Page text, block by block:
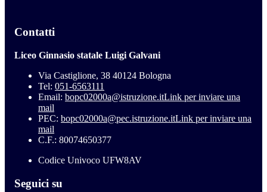
Contatti
Liceo Ginnasio statale Luigi Galvani
Via Castiglione, 38 40124 Bologna
Tel: 051-6563111
Email: bopc02000a@istruzione.itLink per inviare una
mail
PEC: bopc02000a@pec.istruzione.itLink per inviare una
mail
C.F.: 80074650377
Codice Univoco UFW8AV
Seguici su